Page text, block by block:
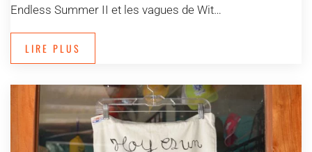
Endless Summer II et les vagues de Wit…
LIRE PLUS